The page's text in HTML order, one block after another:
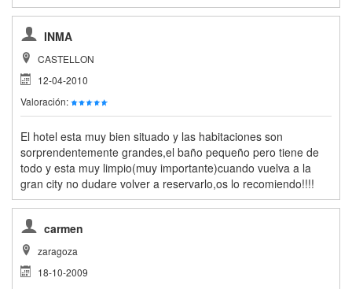
INMA
CASTELLON
12-04-2010
Valoración:
El hotel esta muy bien situado y las habitaciones son
sorprendentemente grandes,el baño pequeño pero tiene de
todo y esta muy limpio(muy importante)cuando vuelva a la
gran city no dudare volver a reservarlo,os lo recomiendo!!!!
carmen
zaragoza
18-10-2009